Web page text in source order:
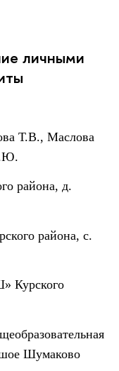
личными
Т.В., Маслова
района, д.
района, с.
Курского
Шумаково